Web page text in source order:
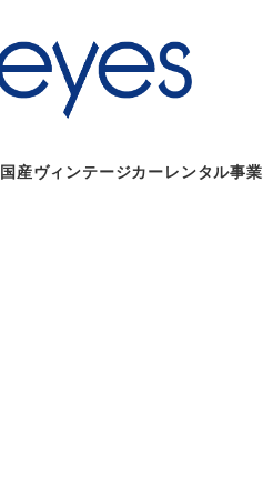
国産ヴィンテージカーレンタル事業